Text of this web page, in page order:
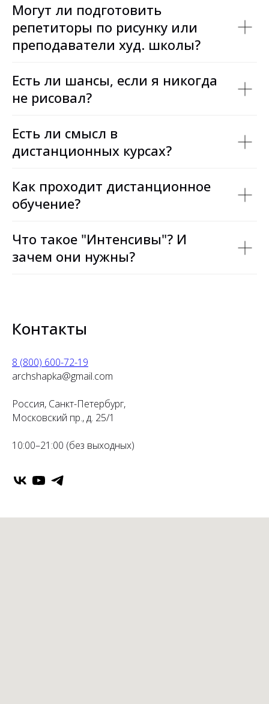
Могут ли подготовить
репетиторы по рисунку или
преподаватели худ. школы?
Есть ли шансы, если я никогда
не рисовал?
Есть ли смысл в
дистанционных курсах?
Как проходит дистанционное
обучение?
Что такое "Интенсивы"? И
зачем они нужны?
Контакты
8 (800) 600-72-19
archshapka@gmail.com
Россия, Санкт-Петербург,
Московский пр., д. 25/1
10:00–21:00 (без выходных)